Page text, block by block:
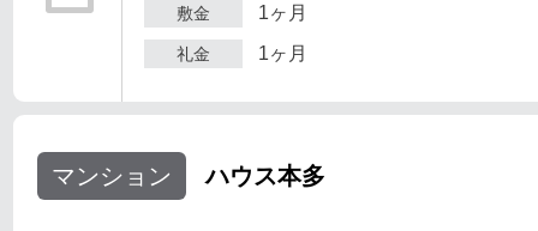
敷金 1ヶ月
礼金 1ヶ月
マンション ハウス本多